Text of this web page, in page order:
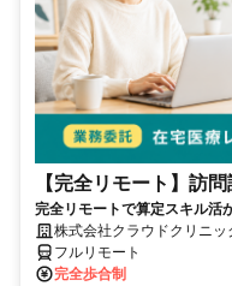
【完全リモート】訪
完全リモートで算定スキル活
完全リモート｜在宅医療レセ
株式会社クラウドクリニッ
フルリモート
完全歩合制